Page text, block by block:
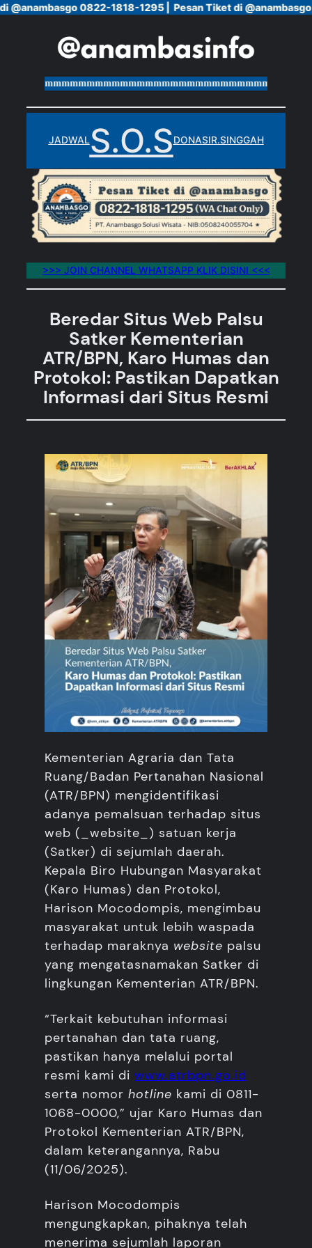
@anambasgo 0822-1818-1295 | Pesan Tiket di
JADWALS.O.SDONASIR.SINGGAH
>>> JOIN CHANNEL WHATSAPP KLIK DISINI <<<
Beredar Situs Web Palsu
Satker Kementerian
ATR/BPN, Karo Humas dan
Protokol: Pastikan Dapatkan
Informasi dari Situs Resmi
Kementerian Agraria dan Tata
Ruang/Badan Pertanahan Nasional
(ATR/BPN) mengidentifikasi
adanya pemalsuan terhadap situs
web (_website_) satuan kerja
(Satker) di sejumlah daerah.
Kepala Biro Hubungan Masyarakat
(Karo Humas) dan Protokol,
Harison Mocodompis, mengimbau
masyarakat untuk lebih waspada
terhadap maraknya website palsu
yang mengatasnamakan Satker di
lingkungan Kementerian ATR/BPN.
“Terkait kebutuhan informasi
pertanahan dan tata ruang,
pastikan hanya melalui portal
resmi kami diwww.atrbpn.go.id
serta nomorhotline kami di 0811-
1068-0000,” ujar Karo Humas dan
Protokol Kementerian ATR/BPN,
dalam keterangannya, Rabu
(11/06/2025).
Harison Mocodompis
mengungkapkan, pihaknya telah
menerima sejumlah laporan
@anambasgo 0822-1818-1295 | Pesan Tiket di